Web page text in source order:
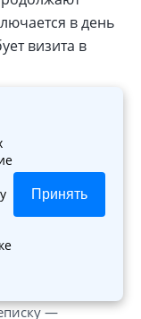
в день
визита в
кредит,
или
—
Принять